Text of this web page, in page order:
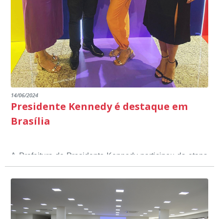
14/06/2024
Presidente Kennedy é destaque em
Brasília
A Prefeitura de Presidente Kennedy participou da etapa
nacional do 12º Prêmio Sebrae Prefeitura
Empreendedora, que visou valorizar e destacar o papel
dos gestores públicos comprometidos com o
desenvolvimento socioeconômico dos municípios, a
partir de iniciativas que estimulam o empreendedorismo,